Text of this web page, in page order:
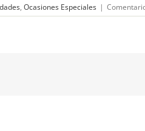
, Ocasiones Especiales |